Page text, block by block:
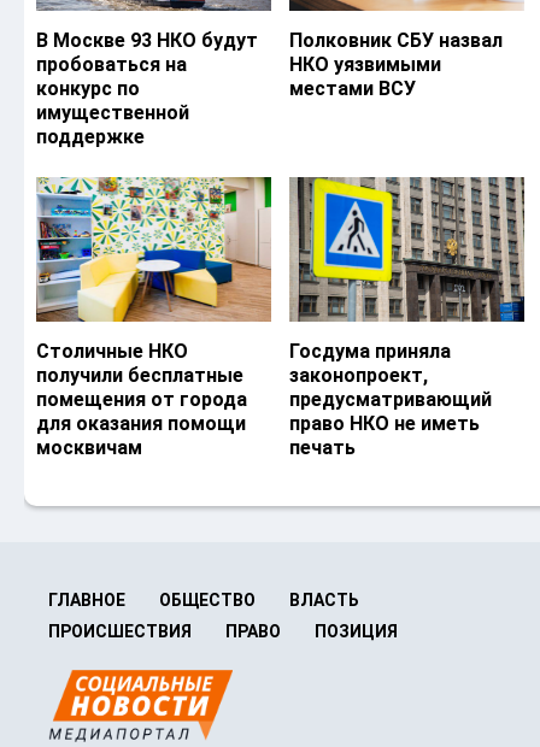
В Москве 93 НКО будут
пробоваться на
конкурс по
имущественной
поддержке
Полковник СБУ назвал
НКО уязвимыми
местами ВСУ
Столичные НКО
получили бесплатные
помещения от города
для оказания помощи
москвичам
Госдума приняла
законопроект,
предусматривающий
право НКО не иметь
печать
ГЛАВНОЕ ОБЩЕСТВО
ВЛАСТЬ
ПРОИСШЕСТВИЯ
ПРАВО ПОЗИЦИЯ